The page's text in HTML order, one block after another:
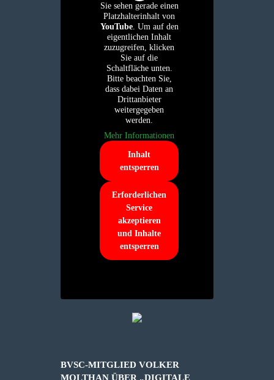
Sie sehen gerade einen
Platzhalterinhalt von
YouTube. Um auf den
eigentlichen Inhalt
zuzugreifen, klicken
Sie auf die
Schaltfläche unten.
Bitte beachten Sie,
dass dabei Daten an
Drittanbieter
weitergegeben
werden.
Mehr Informationen
Inhalt
entsperren
Erforderlichen
Service
akzeptieren
und Inhalte
entsperren
BVSC-MITGLIED VOLKER
MOLTHAN ÜBER „DIGITALE